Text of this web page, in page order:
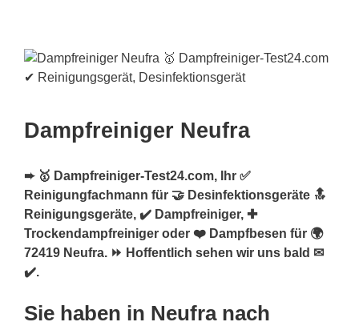
Dampfreiniger Neufra
➨ 🥇 Dampfreiniger-Test24.com, Ihr ✅
Reinigungfachmann für 🤝 Desinfektionsgeräte 🔝
Reinigungsgeräte, ✔️ Dampfreiniger, ✚
Trockendampfreiniger oder ❤️ Dampfbesen für 🌍
72419 Neufra. ⏩ Hoffentlich sehen wir uns bald ✉
✔️.
Sie haben in Neufra nach